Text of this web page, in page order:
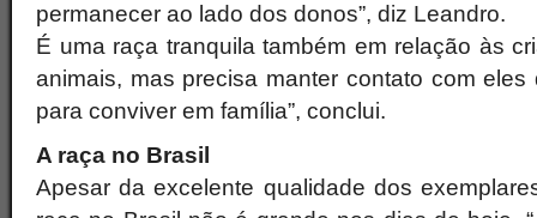
permanecer ao lado dos donos”, diz Leandro.
É uma raça tranquila também em relação às
animais, mas precisa manter contato com eles
para conviver em família”, conclui.
A raça no Brasil
Apesar da excelente qualidade dos